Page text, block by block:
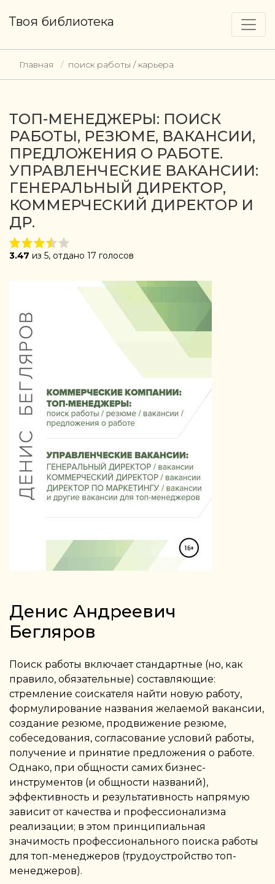
Твоя библиотека
Главная поиск работы / карьера
ТОП-МЕНЕДЖЕРЫ: ПОИСК
РАБОТЫ, РЕЗЮМЕ, ВАКАНСИИ,
ПРЕДЛОЖЕНИЯ О РАБОТЕ.
УПРАВЛЕНЧЕСКИЕ ВАКАНСИИ:
ГЕНЕРАЛЬНЫЙ ДИРЕКТОР,
КОММЕРЧЕСКИЙ ДИРЕКТОР И
ДР.
3.47 из 5, отдано 17 голосов
Денис Андреевич
Бегляров
Поиск работы включает стандартные (но, как
правило, обязательные) составляющие:
стремление соискателя найти новую работу,
формулирование названия желаемой вакансии,
создание резюме, продвижение резюме,
собеседования, согласование условий работы,
получение и принятие предложения о работе.
Однако, при общности самих бизнес-
инструментов (и общности названий),
эффективность и результативность напрямую
зависит от качества и профессионализма
реализации; в этом принципиальная
значимость профессионального поиска работы
для топ-менеджеров (трудоустройство топ-
менеджеров).